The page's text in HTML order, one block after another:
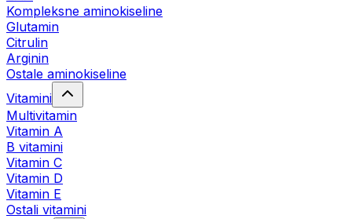
Kompleksne aminokiseline
Glutamin
Citrulin
Arginin
Ostale aminokiseline
Vitamini
Multivitamin
Vitamin A
B vitamini
Vitamin C
Vitamin D
Vitamin E
Ostali vitamini